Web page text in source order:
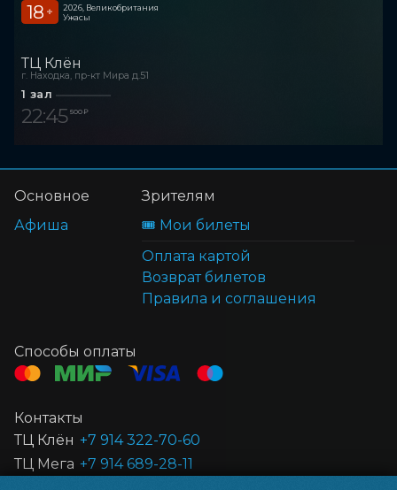
18 +
2026, Великобритания
Ужасы
ТЦ Клён
г. Находка, пр-кт Мира д.51
1 зал
22:45 500 ₽
Основное
Афиша
Зрителям
🎟️ Мои билеты
Оплата картой
Возврат билетов
Правила и соглашения
Способы оплаты
Контакты
ТЦ Клён +7 914 322-70-60
ТЦ Мега +7 914 689-28-11